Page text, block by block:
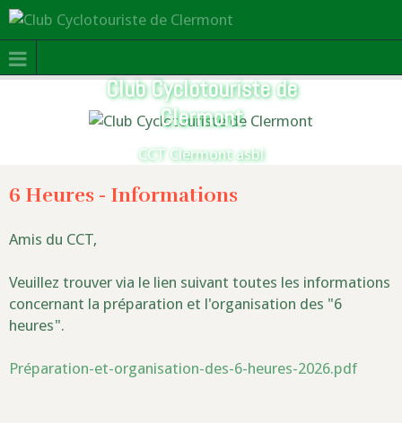
Club Cyclotouriste de
Clermont
CCT Clermont asbl
6 Heures - Informations
Amis du CCT,
Veuillez trouver via le lien suivant toutes les informations
concernant la préparation et l'organisation des "6
heures".
Préparation-et-organisation-des-6-heures-2026.pdf